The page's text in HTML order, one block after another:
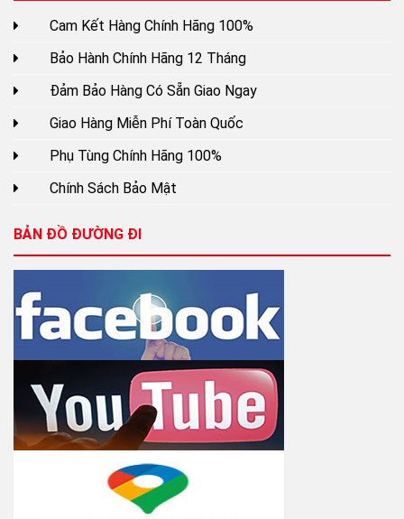
Cam Kết Hàng Chính Hãng 100%
Bảo Hành Chính Hãng 12 Tháng
Đảm Bảo Hàng Có Sẵn Giao Ngay
Giao Hàng Miễn Phí Toàn Quốc
Phụ Tùng Chính Hãng 100%
Chính Sách Bảo Mật
BẢN ĐỒ ĐƯỜNG ĐI